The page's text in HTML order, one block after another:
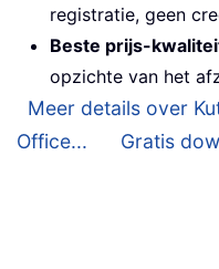
registratie, geen
Beste prijs-
opzichte van het
Meer details over
Office...
Gratis